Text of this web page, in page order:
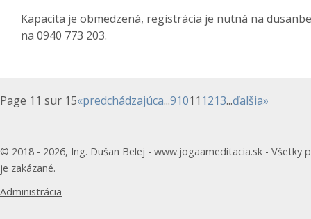
Kapacita je obmedzená, registrácia je nutná na
na 0940 773 203.
Page 11 sur 15«predchádzajúca...91011 1213...ďalšia»
© 2018 - 2026, Ing. Dušan Belej - www.jogaameditacia.sk - Všetky
je zakázané.
Administrácia